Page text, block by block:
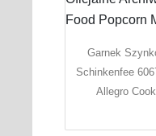
Garnek
Schinkenfee
Allegro